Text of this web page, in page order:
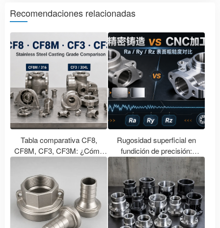
Recomendaciones relacionadas
Tabla comparativa CF8,
CF8M, CF3, CF3M: ¿Cómo
de fundición de acero
inoxidable con los grados 304,
316, 304L y 316L?
Rugosidad superficial en
fundición de precisión:
Comparación de Ra, Ry y Rz
en mecanizado CNC con
tratamiento de pulido.